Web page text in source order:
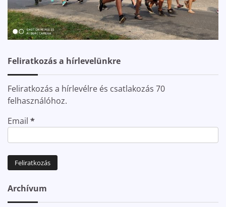
Feliratkozás a hírlevelünkre
Feliratkozás a hírlevélre és csatlakozás 70
felhasználóhoz.
Email *
Archívum